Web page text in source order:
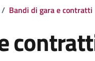
/ Bandi di gara e contratti